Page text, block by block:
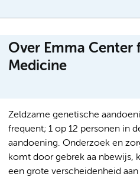
Over Emma Center
Medicine
Zeldzame genetische
frequent; 1 op 12 personen in
aandoening. Onderzoek en
komt door gebrek aa nbewijs,
een grote verscheidenheid